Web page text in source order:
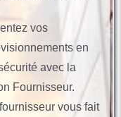
vos
en
avec la
Fournisseur.
vous fait